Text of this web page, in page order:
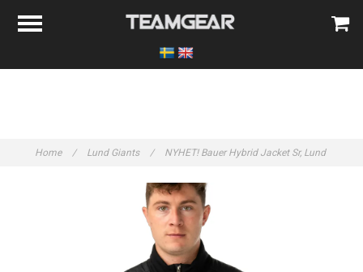
Home / Lund Giants / NYHET! Bauer Hybrid Jacket Sr, Lund